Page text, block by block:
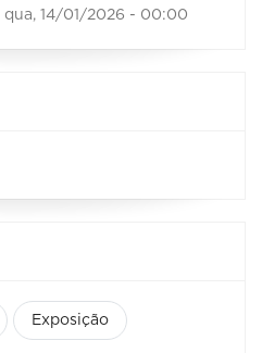
qua, 14/01/2026 - 00:00
Exposição